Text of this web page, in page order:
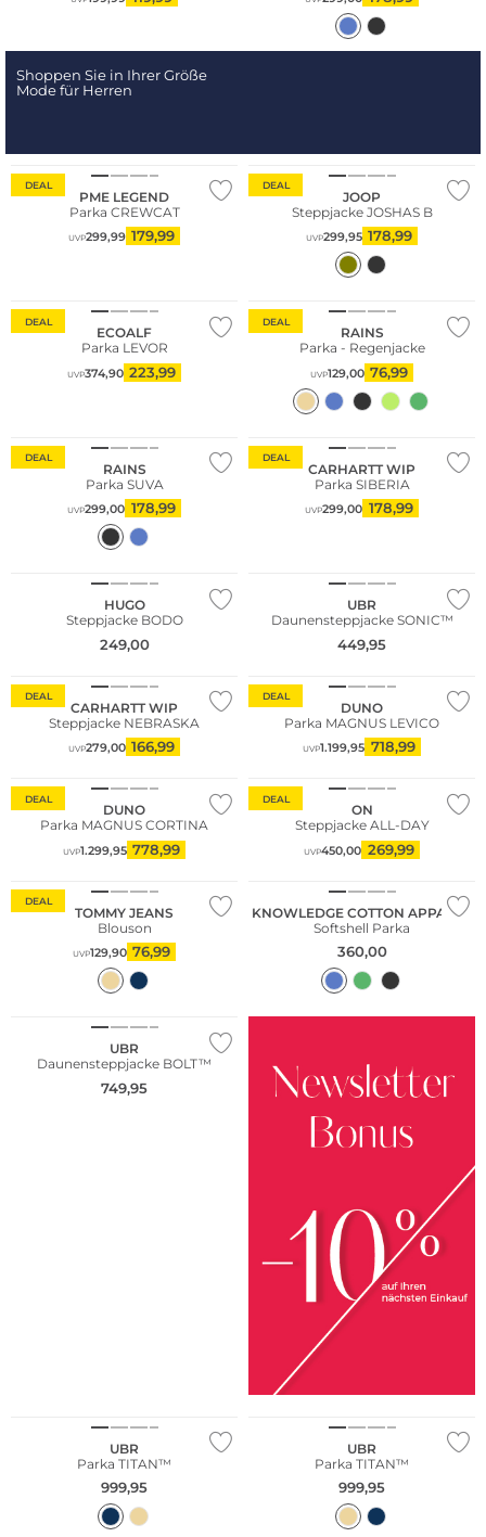
Shoppen Sie in Ihrer Größe
Mode für Herren
DEAL
PME LEGEND
Parka CREWCAT
UVP299,99 179,99
DEAL
JOOP
Steppjacke JOSHAS B
UVP299,95 178,99
DEAL
ECOALF
Parka LEVOR
UVP374,90 223,99
DEAL
RAINS
Parka - Regenjacke
UVP129,00 76,99
DEAL
RAINS
Parka SUVA
UVP299,00 178,99
DEAL
CARHARTT WIP
Parka SIBERIA
UVP299,00 178,99
HUGO
Steppjacke BODO
249,00
UBR
Daunensteppjacke SONIC™
449,95
DEAL
CARHARTT WIP
Steppjacke NEBRASKA
UVP279,00 166,99
DEAL
DUNO
Parka MAGNUS LEVICO
UVP1.199,95 718,99
DEAL
DUNO
Parka MAGNUS CORTINA
UVP1.299,95 778,99
DEAL
ON
Steppjacke ALL-DAY
UVP450,00 269,99
DEAL
TOMMY JEANS
Blouson
UVP129,90 76,99
KNOWLEDGE COTTON APPAREL
Softshell Parka
360,00
UBR
Daunensteppjacke BOLT™
749,95
UBR
Parka TITAN™
999,95
UBR
Parka TITAN™
999,95